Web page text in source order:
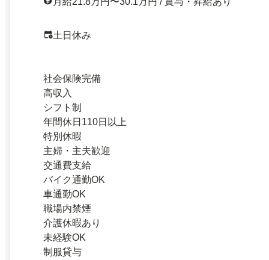
土日休み
社会保険完備
高収入
シフト制
年間休日110日以上
特別休暇
主婦・主夫歓迎
交通費支給
バイク通勤OK
車通勤OK
職場内禁煙
介護休暇あり
未経験OK
制服貸与